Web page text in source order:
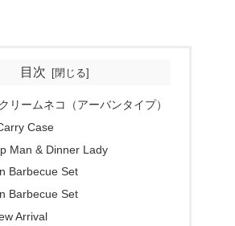
目次
ームネコ（アーバンタイプ）
Case
Man & Dinner Lady
Barbecue Set
Barbecue Set
Arrival